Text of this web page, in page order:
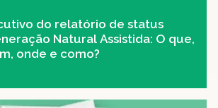
do relatório de status
Natural Assistida: O que,
onde e como?